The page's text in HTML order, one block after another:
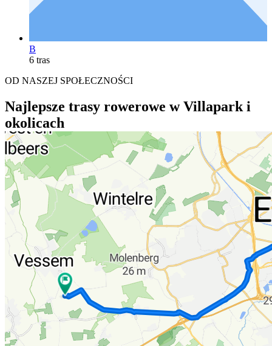
B
6 tras
OD NASZEJ SPOŁECZNOŚCI
Najlepsze trasy rowerowe w Villapark i
okolicach